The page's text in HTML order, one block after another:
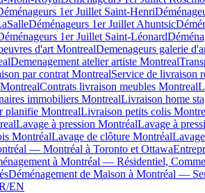
1er Juillet Saint-Henri
Déménageurs 1er Juillet Ahuntsic
1er Juillet Saint-Léonard
d'art MontrealDemenageurs galerie
Demenagement atelier artiste Montreal
par contrat MontrealService de livraison
Contrats livraison meubles Montreal
immobiliers MontrealLivraison home
planifie MontrealLivraison petits colis
Lavage à pression MontréalLavage à
MontréalLavage de clôture Montréal
— Montréal à Toronto et Ottawa
à Montréal — Résidentiel,
Déménagement de Maison à Montréal —
EN